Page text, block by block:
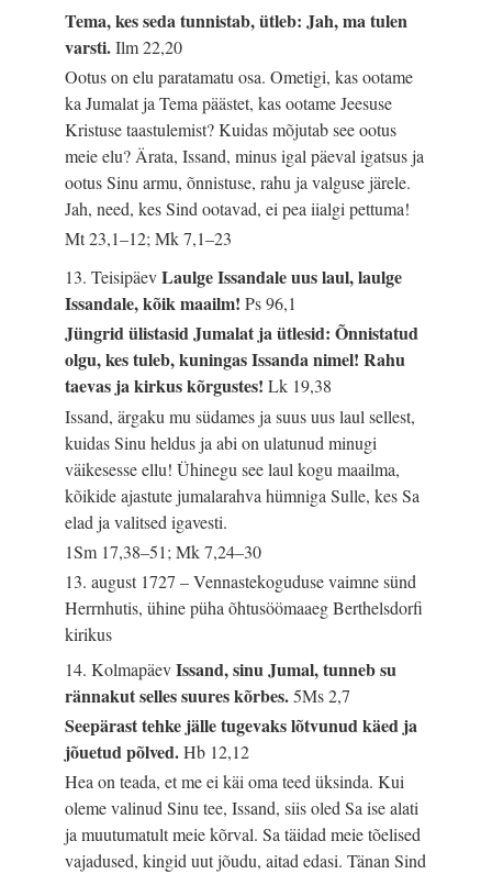
Tema, kes seda tunnistab, ütleb: Jah, ma tulen
varsti.Ilm 22,20
Ootus on elu paratamatu osa. Ometigi, kas ootame
ka Jumalat ja Tema päästet, kas ootame Jeesuse
Kristuse taastulemist? Kuidas mõjutab see ootus
meie elu? Ärata, Issand, minus igal päeval igatsus ja
ootus Sinu armu, õnnistuse, rahu ja valguse järele.
Jah, need, kes Sind ootavad, ei pea iialgi pettuma!
Mt 23,1–12; Mk 7,1–23
13. TeisipäevLaulge Issandale uus laul, laulge
Issandale, kõik maailm!Ps 96,1
Jüngrid ülistasid Jumalat ja ütlesid: Õnnistatud
olgu, kes tuleb, kuningas Issanda nimel! Rahu
taevas ja kirkus kõrgustes!Lk 19,38
Issand, ärgaku mu südames ja suus uus laul sellest,
kuidas Sinu heldus ja abi on ulatunud minugi
väikesesse ellu! Ühinegu see laul kogu maailma,
kõikide ajastute jumalarahva hümniga Sulle, kes Sa
elad ja valitsed igavesti.
1Sm 17,38–51; Mk 7,24–30
13. august 1727 – Vennastekoguduse vaimne sünd
Herrnhutis, ühine püha õhtusöömaaeg Berthelsdorfi
kirikus
14. KolmapäevIssand, sinu Jumal, tunneb su
rännakut selles suures kõrbes.5Ms 2,7
Seepärast tehke jälle tugevaks lõtvunud käed ja
jõuetud põlved.Hb 12,12
Hea on teada, et me ei käi oma teed üksinda. Kui
oleme valinud Sinu tee, Issand, siis oled Sa ise alati
ja muutumatult meie kõrval. Sa täidad meie tõelised
vajadused, kingid uut jõudu, aitad edasi. Tänan Sind